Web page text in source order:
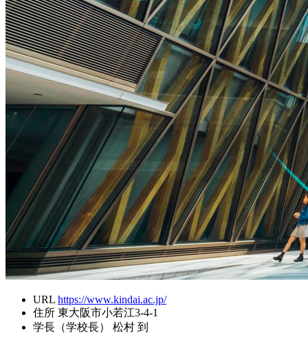
URL https://www.kindai.ac.jp/
住所 東大阪市小若江3-4-1
学長（学校長）
松村 到